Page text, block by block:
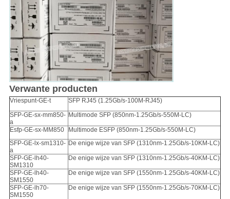
Verwante producten
Vriespunt-GE-t
SFP RJ45 (1.25Gb/s-100M-RJ45)
SFP-GE-sx-mm850-
a
Multimode SFP (850nm-1.25Gb/s-550M-LC)
Esfp-GE-sx-MM850
Multimode ESFP (850nm-1.25Gb/s-550M-LC)
SFP-GE-lx-sm1310-
a
De enige wijze van SFP (1310nm-1.25Gb/s-10KM-LC)
SFP-GE-lh40-
SM1310
De enige wijze van SFP (1310nm-1.25Gb/s-40KM-LC)
SFP-GE-lh40-
SM1550
De enige wijze van SFP (1550nm-1.25Gb/s-40KM-LC)
SFP-GE-lh70-
SM1550
De enige wijze van SFP (1550nm-1.25Gb/s-70KM-LC)